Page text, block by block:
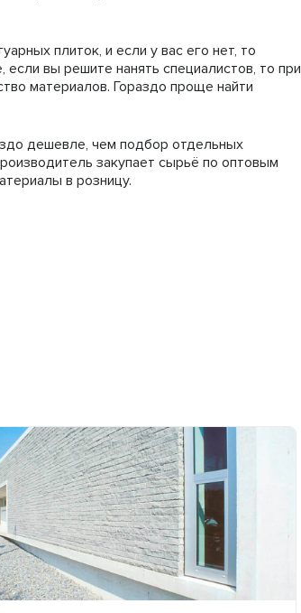
плиток, и если у вас его нет, то
вы решите нанять специалистов, то при
материалов. Гораздо проще найти
дешевле, чем подбор отдельных
закупает сырьё по оптовым
в розницу.